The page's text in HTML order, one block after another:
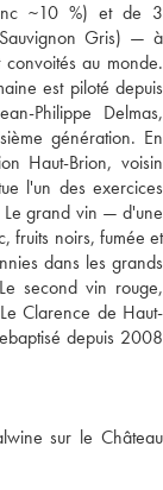
~10 %) et de 3
Gris) — à
au monde.
est piloté depuis
Philippe Delmas,
génération. En
Haut-Brion, voisin
l'un des exercices
Le grand vin — d'une
fruits noirs, fumée et
dans les grands
second vin rouge,
Clarence de Haut-
depuis 2008
sur le Château